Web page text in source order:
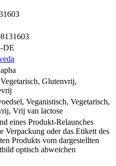
DE
Glutenvrij,
Veganistisch, Vegetarisch,
Vrij van lactose
eines Produkt-Relaunches
Verpackung oder das Etikett des
Produkts vom dargestellten
optisch abweichen